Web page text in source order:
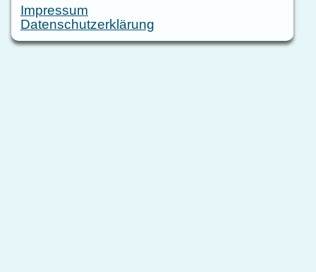
Impressum
Datenschutzerklärung